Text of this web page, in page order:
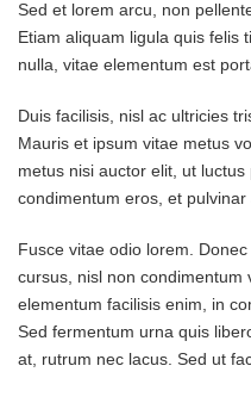
Sed et lorem arcu, non
Etiam aliquam ligula quis felis
nulla, vitae elementum est
Duis facilisis, nisl ac ultricies
Mauris et ipsum vitae metus
metus nisi auctor elit, ut
condimentum eros, et
Fusce vitae odio lorem.
cursus, nisl non condimentum
elementum facilisis enim, in
Sed fermentum urna quis
at, rutrum nec lacus. Sed ut